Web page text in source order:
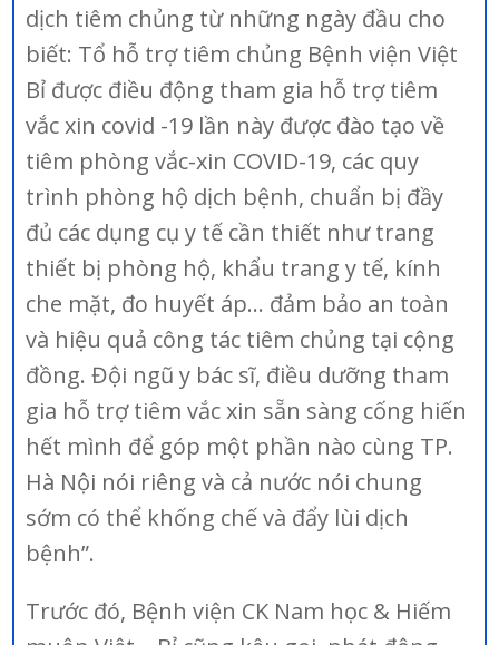
dịch tiêm chủng từ những ngày đầu cho
biết: Tổ hỗ trợ tiêm chủng Bệnh viện Việt
Bỉ được điều động tham gia hỗ trợ tiêm
vắc xin covid -19 lần này được đào tạo về
tiêm phòng vắc-xin COVID-19, các quy
trình phòng hộ dịch bệnh, chuẩn bị đầy
đủ các dụng cụ y tế cần thiết như trang
thiết bị phòng hộ, khẩu trang y tế, kính
che mặt, đo huyết áp… đảm bảo an toàn
và hiệu quả công tác tiêm chủng tại cộng
đồng. Đội ngũ y bác sĩ, điều dưỡng tham
gia hỗ trợ tiêm vắc xin sẵn sàng cống hiến
hết mình để góp một phần nào cùng TP.
Hà Nội nói riêng và cả nước nói chung
sớm có thể khống chế và đẩy lùi dịch
bệnh”.
Trước đó, Bệnh viện CK Nam học & Hiếm